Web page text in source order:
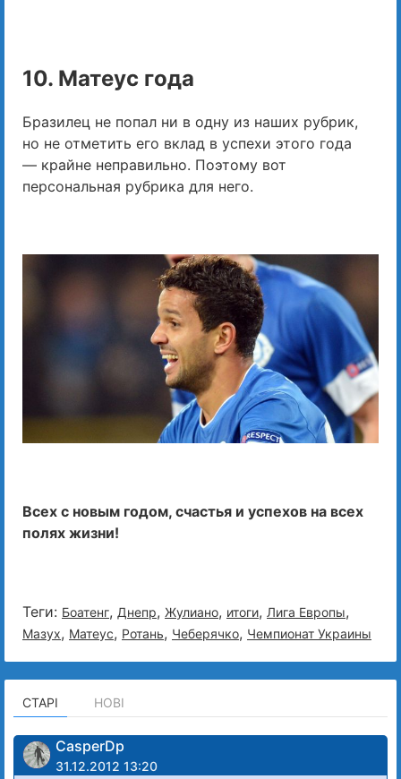
10. Матеус года
Бразилец не попал ни в одну из наших рубрик,
но не отметить его вклад в успехи этого года
— крайне неправильно. Поэтому вот
персональная рубрика для него.
Всех с новым годом, счастья и успехов на всех
полях жизни!
Теги: Боатенг, Днепр, Жулиано, итоги, Лига Европы,
Мазух, Матеус, Ротань, Чеберячко, Чемпионат Украины
СТАРІ НОВІ
CasperDp
31.12.2012 13:20